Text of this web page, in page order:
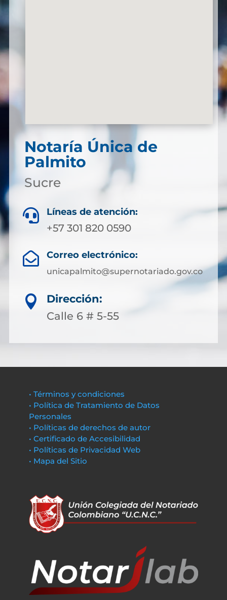
Notaría Única de
Palmito
Sucre
 Líneas de atención:
+57 301 820 0590
 Correo electrónico:
unicapalmito@supernotariado.gov.co

Dirección:
Calle 6 # 5-55
• Términos y condiciones
• Política de Tratamiento de Datos
Personales
• Políticas de derechos de autor
• Certificado de Accesibilidad
• Políticas de Privacidad Web
• Mapa del Sitio